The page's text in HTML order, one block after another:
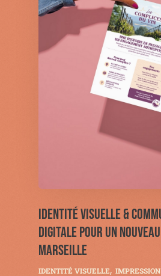
IDENTITÉ VISUELLE &
DIGITALE POUR UN
MARSEILLE
IDENTITÉ VISUELLE IMPRESSION